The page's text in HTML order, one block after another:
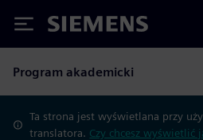
Siemens
Program akademicki
Ta strona jest wyświetlana przy
translatora. Czy chcesz wyświetlić